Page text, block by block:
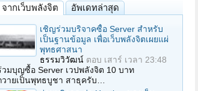
จากเว็บพลังจิต อัพเดทล่าสุด
เชิญร่วมบริจาคซื้อ Server สำหรับ
เป็นฐานข้อมูล เพื่อเว็บพลังจิตเผยแผ่
พุทธศาสนา
ธรรมวิวัฒน์ ตอบ เสาร์ เวลา 23:48
วมบุญซื้อ Server เวปพลังจิต 10 บาท
วายเป็นพุทธบูชา สาธุครับ…